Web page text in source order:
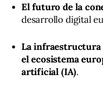
El futuro de la
desarrollo digital
La infraestructura
el ecosistema
artificial (IA).